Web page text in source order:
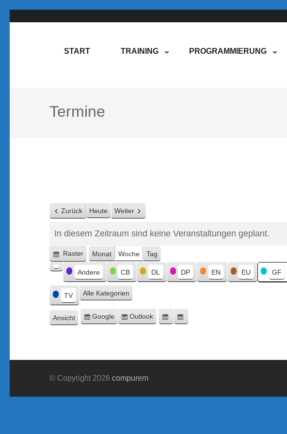
START TRAINING PROGRAMMIERUNG
Termine
Zurück Heute Weiter
In diesem Zeitraum sind keine Veranstaltungen geplant.
Anzeigen
als
Raster Monat Woche Tag
Kategorien
Kategorie
ohne
Titel
Andere CB DL DP EN EU GF
TV Alle Kategorien
Ansicht ausdrucken
Eintragen
Google
Eintragen
Outlook
Google-
© Copyright 2026 compurem